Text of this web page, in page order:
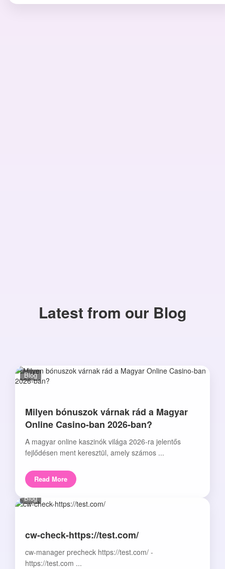
Latest from our Blog
Blog
Milyen bónuszok várnak rád a Magyar
Online Casino-ban 2026-ban?
A magyar online kaszinók világa 2026-ra jelentős
fejlődésen ment keresztül, amely számos ...
Read More
Blog
cw-check-https://test.com/
cw-manager precheck https://test.com/ -
https://test.com ...